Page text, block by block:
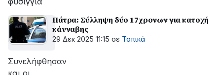
Πάτρα: Σύλληψη δύο 17χρονων για κατοχή
κάνναβης
29 Δεκ 2025 11:15 σε Τοπικά
Συνελήφθησαν
και οι